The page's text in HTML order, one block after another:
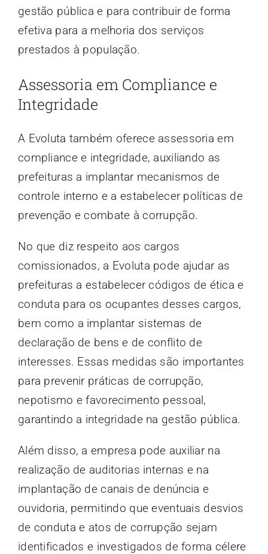
gestão pública e para contribuir de forma
efetiva para a melhoria dos serviços
prestados à população.
Assessoria em Compliance e
Integridade
A Evoluta também oferece assessoria em
compliance e integridade, auxiliando as
prefeituras a implantar mecanismos de
controle interno e a estabelecer políticas de
prevenção e combate à corrupção.
No que diz respeito aos cargos
comissionados, a Evoluta pode ajudar as
prefeituras a estabelecer códigos de ética e
conduta para os ocupantes desses cargos,
bem como a implantar sistemas de
declaração de bens e de conflito de
interesses. Essas medidas são importantes
para prevenir práticas de corrupção,
nepotismo e favorecimento pessoal,
garantindo a integridade na gestão pública.
Além disso, a empresa pode auxiliar na
realização de auditorias internas e na
implantação de canais de denúncia e
ouvidoria, permitindo que eventuais desvios
de conduta e atos de corrupção sejam
identificados e investigados de forma célere